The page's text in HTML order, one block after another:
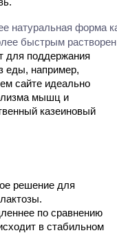
натуральная форма
быстрым
для поддержания
еды, например,
сайте идеально
мышц и
казеиновый
решение для
по сравнению
в стабильном